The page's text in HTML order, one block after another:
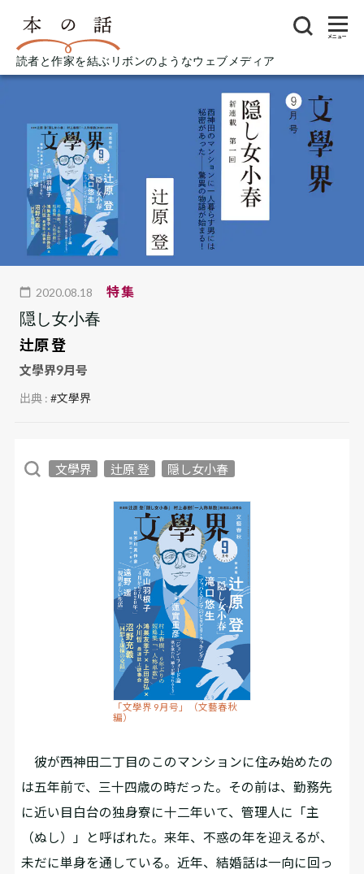
読者と作家を結ぶリボンのようなウェブメディア
メニュー
2020.08.18 特集
隠し女小春
辻原 登
文學界9月号
出典 :#文學界
文學界 辻原 登 隠し女小春
「文學界 9月号」（文藝春秋
編）
彼が西神田二丁目のこのマンションに住み始めたの
は五年前で、三十四歳の時だった。その前は、勤務先
に近い目白台の独身寮に十二年いて、管理人に「主
（ぬし）」と呼ばれた。来年、不惑の年を迎えるが、
未だに単身を通している。近年、結婚話は一向に回っ